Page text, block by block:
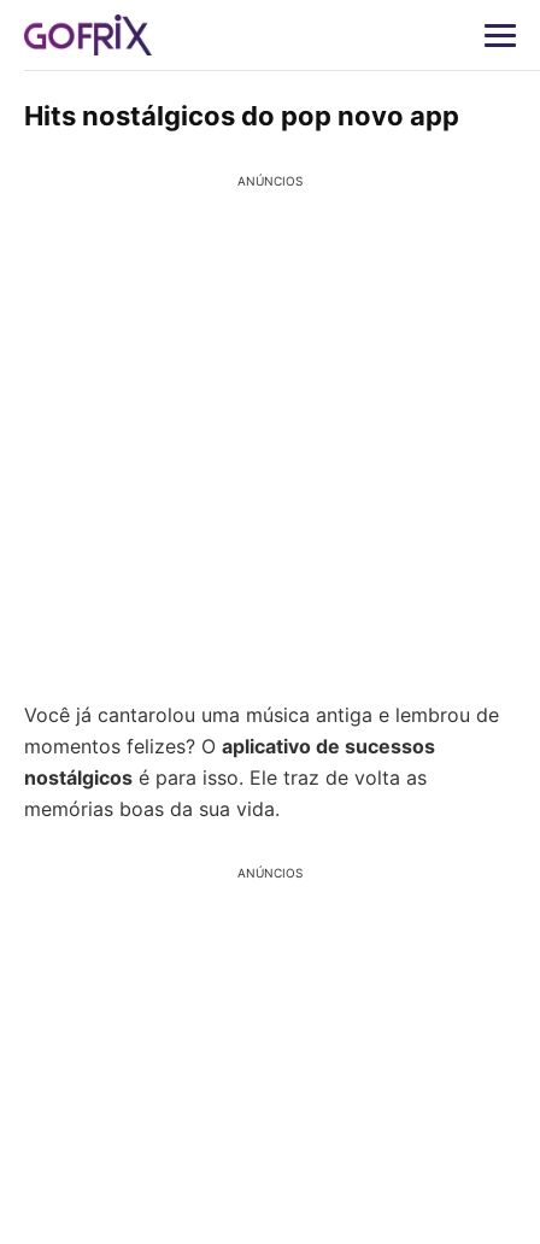
Hits nostálgicos do pop novo app
ANÚNCIOS
Você já cantarolou uma música antiga e lembrou de
momentos felizes? O aplicativo de sucessos
nostálgicos é para isso. Ele traz de volta as
memórias boas da sua vida.
ANÚNCIOS